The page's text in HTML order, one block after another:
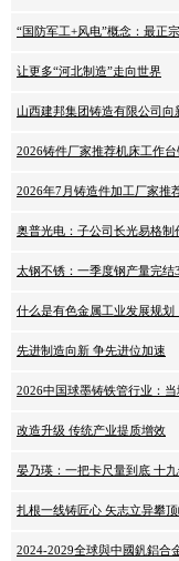
“国防军工+风电”概念：最正
让更多“河北制造”走向世界
山西建邦集团铸造有限公司向
2026铸件厂家推荐机床工作
2026年7月铸造件加工厂家推
奥普光电：子公司长光易格
太钢不锈：一季度钢产量完结
什么是有色金属工业发展规划
先进制造向新 争先进位加速
2026中国球墨铸铁管行业：
改造升级 传统产业提质增效
晏乃瑛：一把卡尺量到底 十
扎根一线铸匠心 矢志立异攀
2024-2029全球與中國釩鋁合